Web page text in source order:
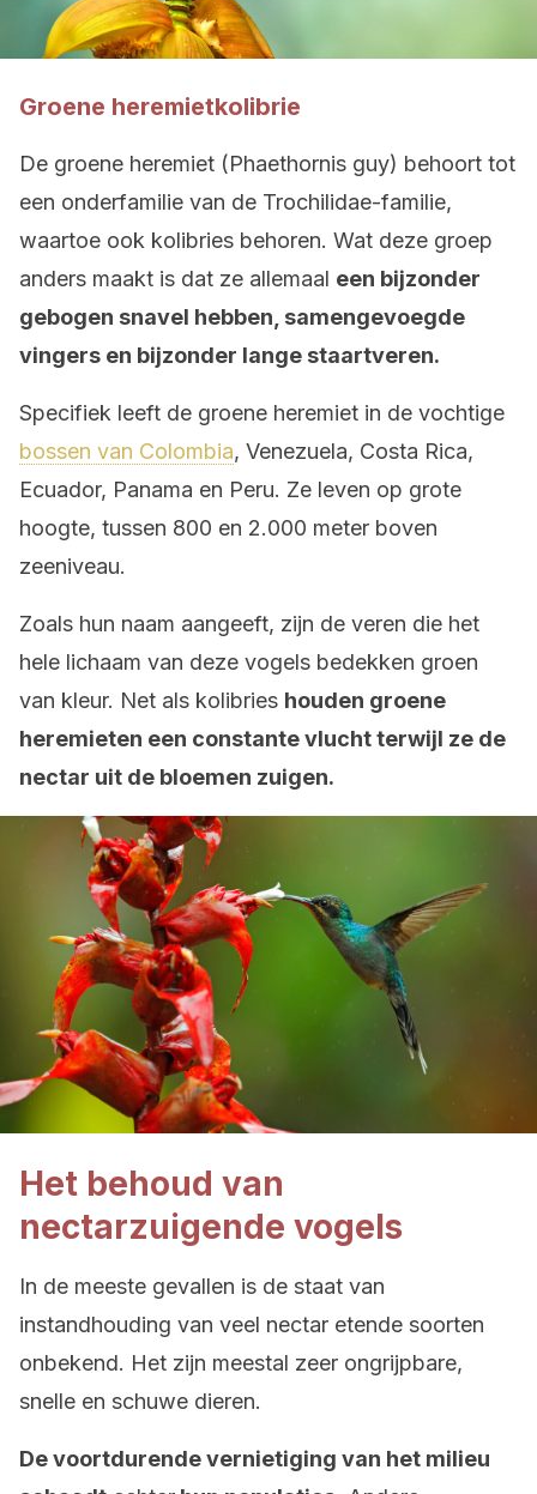
Groene heremietkolibrie
De groene heremiet (Phaethornis guy) behoort tot
een onderfamilie van de Trochilidae-familie,
waartoe ook kolibries behoren. Wat deze groep
anders maakt is dat ze allemaal een bijzonder
gebogen snavel hebben, samengevoegde
vingers en bijzonder lange staartveren.
Specifiek leeft de groene heremiet in de vochtige
bossen van Colombia, Venezuela, Costa Rica,
Ecuador, Panama en Peru. Ze leven op grote
hoogte, tussen 800 en 2.000 meter boven
zeeniveau.
Zoals hun naam aangeeft, zijn de veren die het
hele lichaam van deze vogels bedekken groen
van kleur. Net als kolibries houden groene
heremieten een constante vlucht terwijl ze de
nectar uit de bloemen zuigen.
Het behoud van
nectarzuigende vogels
In de meeste gevallen is de staat van
instandhouding van veel nectar etende soorten
onbekend. Het zijn meestal zeer ongrijpbare,
snelle en schuwe dieren.
De voortdurende vernietiging van het milieu